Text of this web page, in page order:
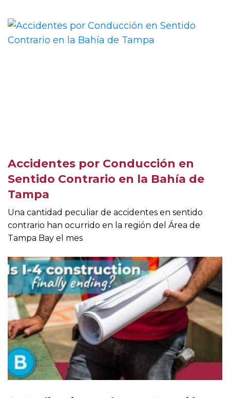
Accidentes por Conducción en
Sentido Contrario en la Bahía de
Tampa
Una cantidad peculiar de accidentes en sentido
contrario han ocurrido en la región del Área de
Tampa Bay el mes